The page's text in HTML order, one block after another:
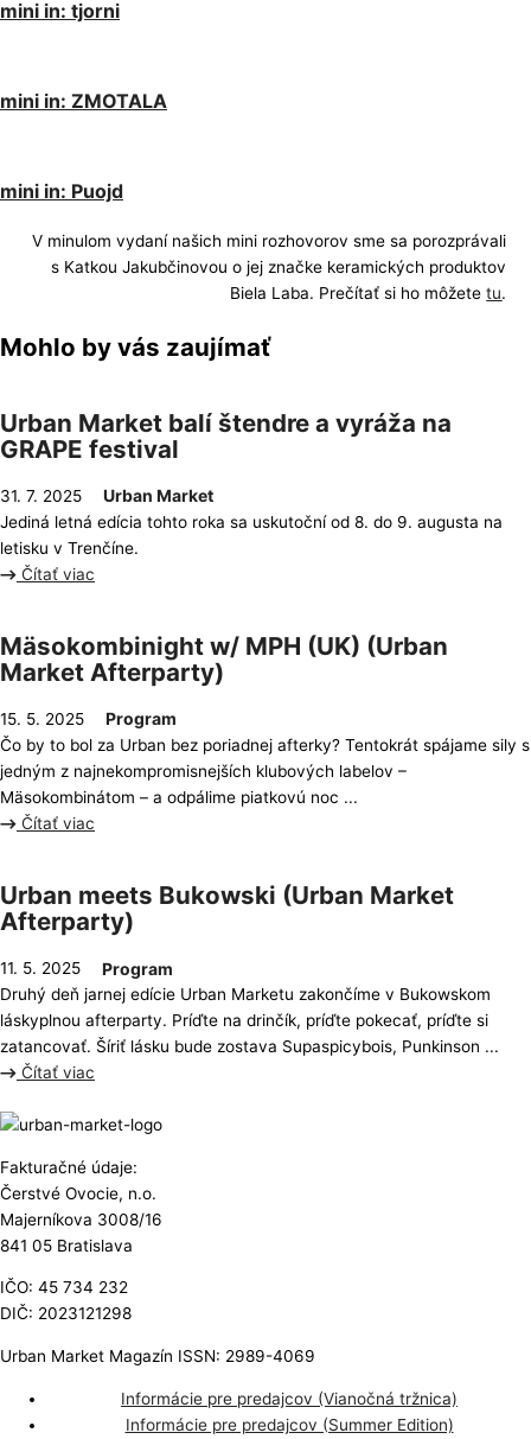
mini in: tjorni
mini in: ZMOTALA
mini in: Puojd
V minulom vydaní našich mini rozhovorov sme sa porozprávali
s Katkou Jakubčinovou o jej značke keramických produktov
Biela Laba. Prečítať si ho môžetetu.
Mohlo by vás zaujímať
Urban Market balí štendre a vyráža na
GRAPE festival
31. 7. 2025 Urban Market
Jediná letná edícia tohto roka sa uskutoční od 8. do 9. augusta na
letisku v Trenčíne.
Čítať viac
Mäsokombinight w/ MPH (UK) (Urban
Market Afterparty)
15. 5. 2025 Program
Čo by to bol za Urban bez poriadnej afterky? Tentokrát spájame sily s
jedným z najnekompromisnejších klubových labelov –
Mäsokombinátom – a odpálime piatkovú noc ...
Čítať viac
Urban meets Bukowski (Urban Market
Afterparty)
11. 5. 2025 Program
Druhý deň jarnej edície Urban Marketu zakončíme v Bukowskom
láskyplnou afterparty. Príďte na drinčík, príďte pokecať, príďte si
zatancovať. Šíriť lásku bude zostava Supaspicybois, Punkinson ...
Čítať viac
Fakturačné údaje:
Čerstvé Ovocie, n.o.
Majerníkova 3008/16
841 05 Bratislava
IČO: 45 734 232
DIČ: 2023121298
Urban Market Magazín ISSN: 2989-4069
Informácie pre predajcov (Vianočná tržnica)
Informácie pre predajcov (Summer Edition)